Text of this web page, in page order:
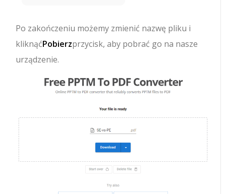
Po zakończeniu możemy zmienić nazwę pliku i
kliknąćPobierzprzycisk, aby pobrać go na nasze
urządzenie.